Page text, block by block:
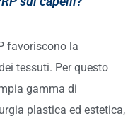
favoriscono la
tessuti. Per questo
gamma di
plastica ed estetica,